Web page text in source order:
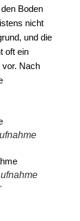
Boden
nicht
und die
oft ein
vor. Nach